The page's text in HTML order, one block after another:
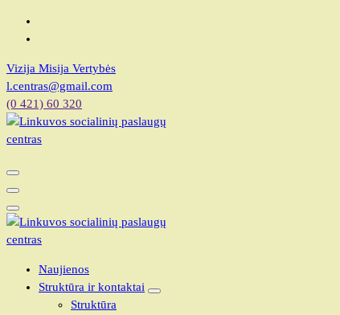
Vizija Misija Vertybės
l.centras@gmail.com
(0 421) 60 320
Linkuvos socialinių paslaugų centras
Linkuvos socialinių paslaugų centras
Naujienos
Struktūra ir kontaktai
Struktūra